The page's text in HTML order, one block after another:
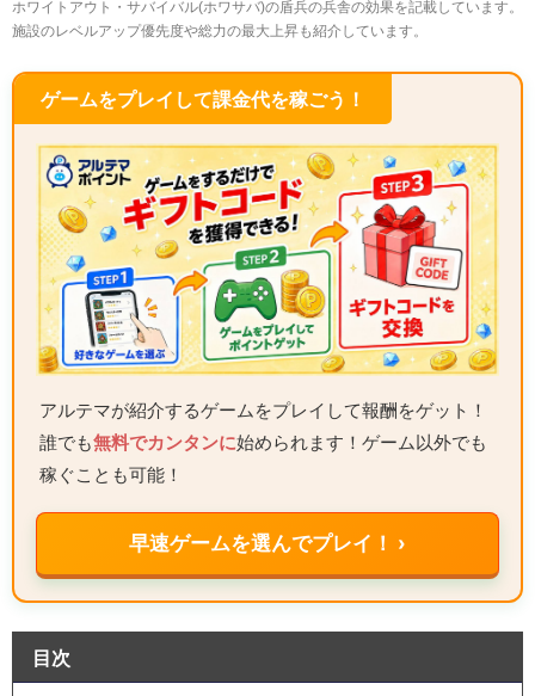
ホワイトアウト・サバイバル(ホワサバ)の盾兵の兵舎の効果を記載しています。
施設のレベルアップ優先度や総力の最大上昇も紹介しています。
ゲームをプレイして課金代を稼ごう！
アルテマが紹介するゲームをプレイして報酬をゲット！
誰でも無料でカンタンに始められます！ゲーム以外でも
稼ぐことも可能！
早速ゲームを選んでプレイ！ ›
目次